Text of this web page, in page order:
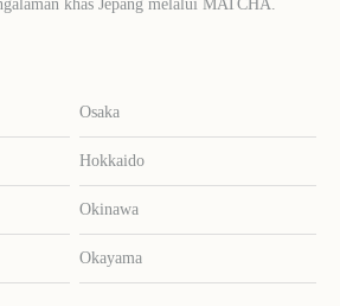
khas Jepang melalui MATCHA.
Osaka
Hokkaido
Okinawa
Okayama